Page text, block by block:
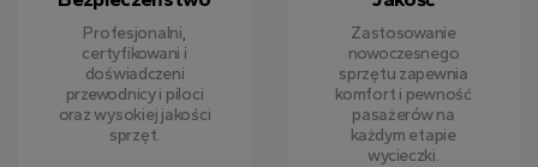
Profesjonalni,
certyfikowani i
doświadczeni
przewodnicy i piloci
oraz wysokiej jakości
sprzęt.
Zastosowanie
nowoczesnego
sprzętu zapewnia
komfort i pewność
pasażerów na
każdym etapie
wycieczki.